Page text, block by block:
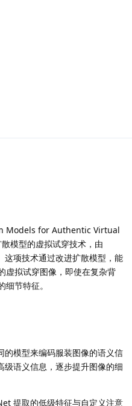
Models for Authentic Virtual
模型的虚拟试穿技术，由
项技术通过改进扩散模型，能
虚拟试穿图像，即使在复杂背
节特征。
的模型来编码服装图像的语义信
级语义信息，逐步提升图像的细
提取的低级特征与自定义注意